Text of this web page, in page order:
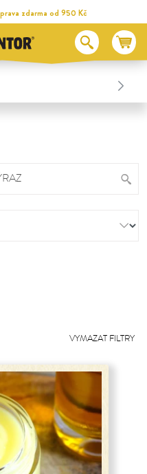
zdarma od 950 Kč
VYMAZAT FILTRY